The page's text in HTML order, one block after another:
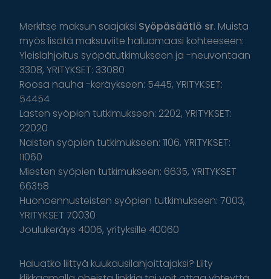
Merkitse maksun saajaksi Syöpäsäätiö sr. Muista
myös lisätä maksuviite haluamaasi kohteeseen:
Yleislahjoitus syöpätutkimukseen ja -neuvontaan
3308, YRITYKSET: 33080
Roosa nauha -keräykseen: 5445, YRITYKSET:
54454
Lasten syöpien tutkimukseen: 2202, YRITYKSET:
22020
Naisten syöpien tutkimukseen: 1106, YRITYKSET:
11060
Miesten syöpien tutkimukseen: 6635, YRITYKSET
66358
Huonoennusteisten syöpien tutkimukseen: 7003,
YRITYKSET 70030
Joulukeräys 4006, yrityksille 40060
Haluatko liittyä kuukausilahjoittajaksi? Liity